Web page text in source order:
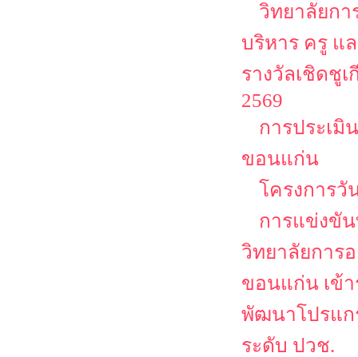
วิทยาลัยก
บริหาร ครู แ
รางวัลเชิดชู
2569
การประเมิ
ขอนแก่น
โครงการวั
การแข่งขั
วิทยาลัยการ
ขอนแก่น เข้
พัฒนาโปรแก
ระดับ ปวช.